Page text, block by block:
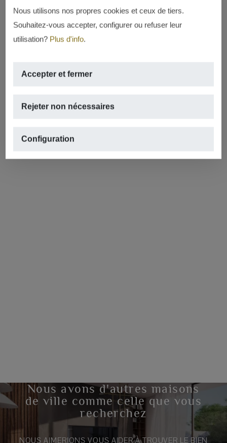
Nous utilisons nos propres cookies et ceux de tiers.
Souhaitez-vous accepter, configurer ou refuser leur
utilisation? Plus d'info.
Accepter et fermer
Rejeter non nécessaires
Configuration
Nous avons d'autres maisons
de ville comme celle que vous
recherchez
NOUS AIMERIONS VOUS AIDER À TROUVER LE BIEN